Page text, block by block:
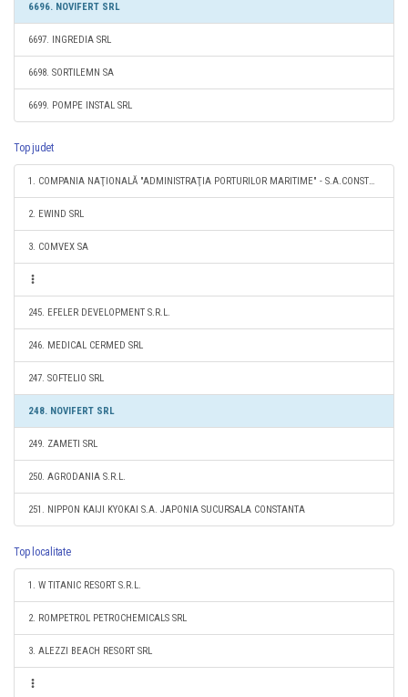
6696. NOVIFERT SRL
6697. INGREDIA SRL
6698. SORTILEMN SA
6699. POMPE INSTAL SRL
Top judet
1. COMPANIA NAŢIONALĂ "ADMINISTRAŢIA PORTURILOR MARITIME" - S.A.CONSTANŢA
2. EWIND SRL
3. COMVEX SA
245. EFELER DEVELOPMENT S.R.L.
246. MEDICAL CERMED SRL
247. SOFTELIO SRL
248. NOVIFERT SRL
249. ZAMETI SRL
250. AGRODANIA S.R.L.
251. NIPPON KAIJI KYOKAI S.A. JAPONIA SUCURSALA CONSTANTA
Top localitate
1. W TITANIC RESORT S.R.L.
2. ROMPETROL PETROCHEMICALS SRL
3. ALEZZI BEACH RESORT SRL